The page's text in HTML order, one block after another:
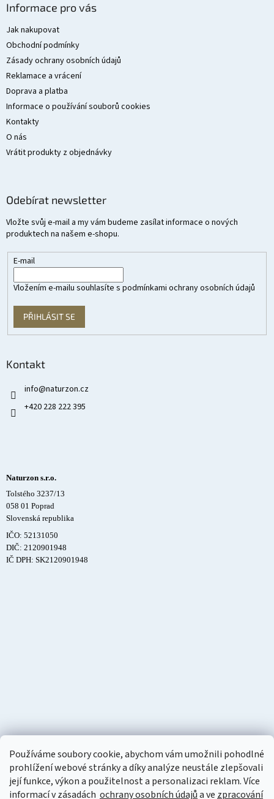
Používáme soubory cookie, abychom vám umožnili pohodlné
prohlížení webové stránky a díky analýze neustále zlepšovali
její funkce, výkon a použitelnost a personalizaci reklam. Více
informací v zásadách ochrany osobních údajůa ve zpracování
Informace pro vás
Jak nakupovat
Obchodní podmínky
Zásady ochrany osobních údajů
Reklamace a vrácení
Doprava a platba
Informace o používání souborů cookies
Kontakty
O nás
Vrátit produkty z objednávky
Odebírat newsletter
Vložte svůj e-mail a my vám budeme zasílat informace o nových
produktech na našem e-shopu.
E-mail
Vložením e-mailu souhlasíte s podmínkami ochrany osobních údajů
PŘIHLÁSIT SE
Kontakt
info@naturzon.cz
+420 228 222 395
Naturzon s.r.o.
Tolstého 3237/13
058 01 Poprad
Slovenská republika
IČO: 52131050
DIČ: 2120901948
IČ DPH: SK2120901948